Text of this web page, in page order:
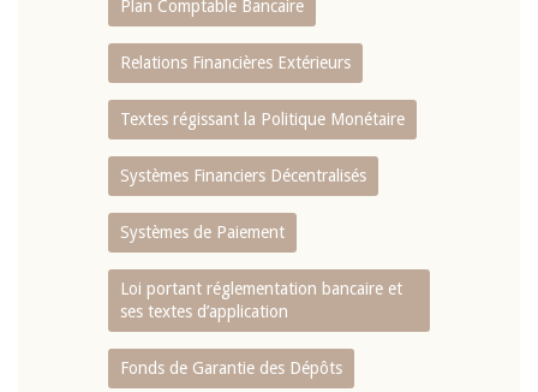
Plan Comptable Bancaire
Relations Financières Extérieurs
Textes régissant la Politique Monétaire
Systèmes Financiers Décentralisés
Systèmes de Paiement
Loi portant réglementation bancaire et
ses textes d’application
Fonds de Garantie des Dépôts